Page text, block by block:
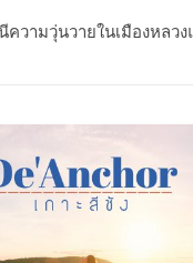
ความวุ่นวายในเมืองหลว